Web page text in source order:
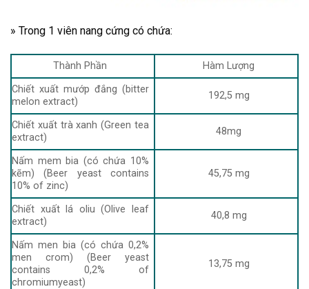
» Trong 1 viên nang cứng có chứa:
Thành Phần
Hàm Lượng
Chiết xuất mướp đắng (bitter
melon extract)
192,5 mg
Chiết xuất trà xanh (Green tea
extract)
48mg
Nấm mem bia (có chứa 10%
kẽm) (Beer yeast contains
10% of zinc)
45,75 mg
Chiết xuất lá oliu (Olive leaf
extract)
40,8 mg
Nấm men bia (có chứa 0,2%
men crom) (Beer yeast
contains 0,2% of
chromiumyeast)
13,75 mg